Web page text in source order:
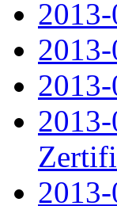
2013-
2013-